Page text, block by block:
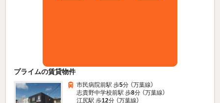
プライムの賃貸物件
市民病院前駅 歩5分 （万葉線）
志貴野中学校前駅 歩8分 （万葉線）
江尻駅 歩12分 （万葉線）